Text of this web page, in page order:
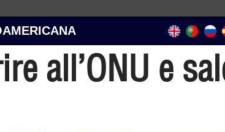
all’ONU e